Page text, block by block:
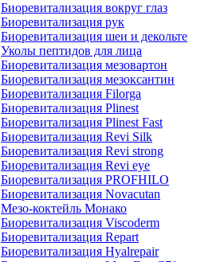
Биоревитализация вокруг глаз
Биоревитализация рук
Биоревитализация шеи и декольте
Уколы пептидов для лица
Биоревитализация мезовартон
Биоревитализация мезоксантин
Биоревитализация Filorga
Биоревитализация Plinest
Биоревитализация Plinest Fast
Биоревитализация Revi Silk
Биоревитализация Revi strong
Биоревитализация Revi eye
Биоревитализация PROFHILO
Биоревитализация Novacutan
Мезо-коктейль Монако
Биоревитализация Viscoderm
Биоревитализация Repart
Биоревитализация Hyalrepair